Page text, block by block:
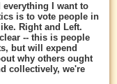
everything I want to
is to vote people in
Right and Left.
-- this is people
but will expend
why others ought
collectively, we're